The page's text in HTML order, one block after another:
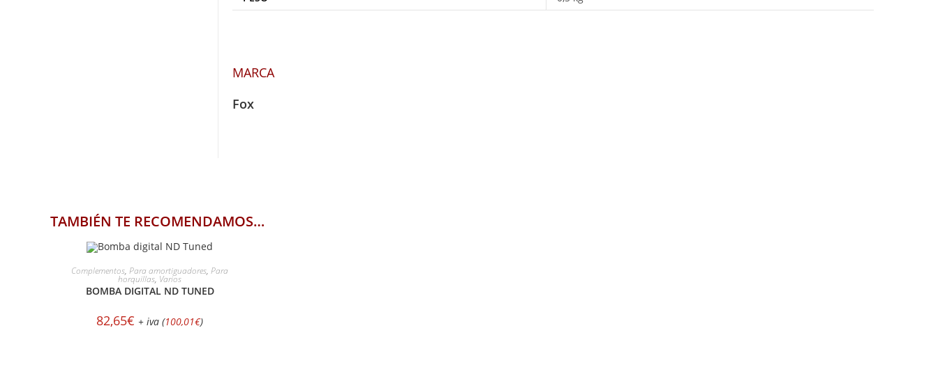
MARCA
Fox
TAMBIÉN TE RECOMENDAMOS…
AÑADIR AL CARRITO
Complementos, Para amortiguadores, Para
horquillas, Varios
BOMBA DIGITAL ND TUNED
82,65€ + iva (100,01€)